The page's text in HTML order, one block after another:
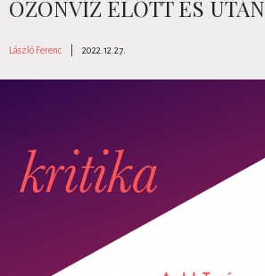
ÖZÖNVÍZ ELŐTT ÉS UTÁN
László Ferenc 2022.12.27.